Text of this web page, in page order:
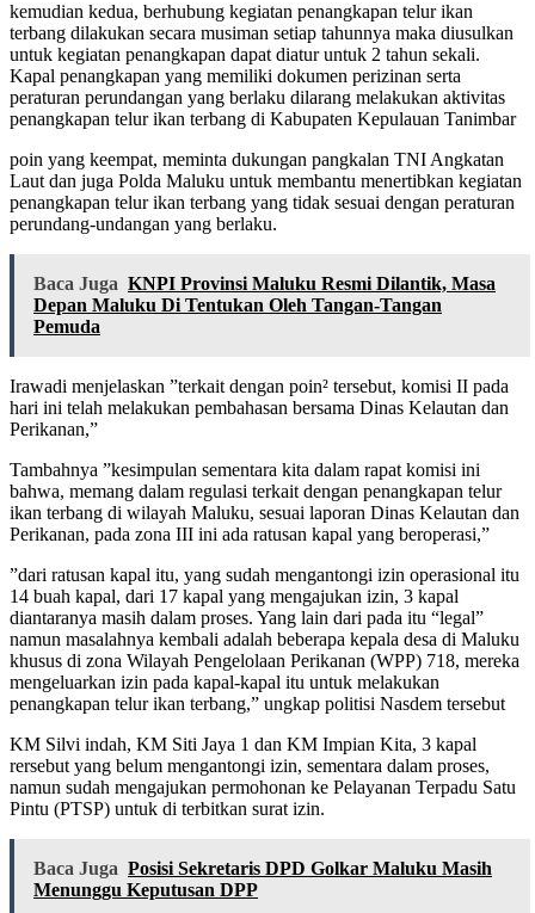
kemudian kedua, berhubung kegiatan penangkapan telur ikan
terbang dilakukan secara musiman setiap tahunnya maka diusulkan
untuk kegiatan penangkapan dapat diatur untuk 2 tahun sekali.
Kapal penangkapan yang memiliki dokumen perizinan serta
peraturan perundangan yang berlaku dilarang melakukan aktivitas
penangkapan telur ikan terbang di Kabupaten Kepulauan Tanimbar
poin yang keempat, meminta dukungan pangkalan TNI Angkatan
Laut dan juga Polda Maluku untuk membantu menertibkan kegiatan
penangkapan telur ikan terbang yang tidak sesuai dengan peraturan
perundang-undangan yang berlaku.
Baca Juga KNPI Provinsi Maluku Resmi Dilantik, Masa
Depan Maluku Di Tentukan Oleh Tangan-Tangan
Pemuda
Irawadi menjelaskan ”terkait dengan poin² tersebut, komisi II pada
hari ini telah melakukan pembahasan bersama Dinas Kelautan dan
Perikanan,”
Tambahnya ”kesimpulan sementara kita dalam rapat komisi ini
bahwa, memang dalam regulasi terkait dengan penangkapan telur
ikan terbang di wilayah Maluku, sesuai laporan Dinas Kelautan dan
Perikanan, pada zona III ini ada ratusan kapal yang beroperasi,”
”dari ratusan kapal itu, yang sudah mengantongi izin operasional itu
14 buah kapal, dari 17 kapal yang mengajukan izin, 3 kapal
diantaranya masih dalam proses. Yang lain dari pada itu “legal”
namun masalahnya kembali adalah beberapa kepala desa di Maluku
khusus di zona Wilayah Pengelolaan Perikanan (WPP) 718, mereka
mengeluarkan izin pada kapal-kapal itu untuk melakukan
penangkapan telur ikan terbang,” ungkap politisi Nasdem tersebut
KM Silvi indah, KM Siti Jaya 1 dan KM Impian Kita, 3 kapal
rersebut yang belum mengantongi izin, sementara dalam proses,
namun sudah mengajukan permohonan ke Pelayanan Terpadu Satu
Pintu (PTSP) untuk di terbitkan surat izin.
Baca Juga Posisi Sekretaris DPD Golkar Maluku Masih
Menunggu Keputusan DPP